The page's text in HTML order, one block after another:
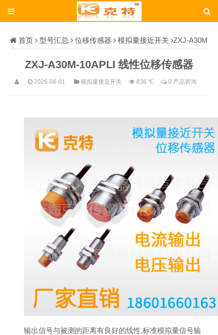
首页 型号汇总 位移传感器 模拟量接近开关 ZXJ-A30M
ZXJ-A30M-10APLI 线性位移传感器
2026-06-01 模拟量接近开关 836℃ 0 产品咨询
输出信号与被测的距离有良好的线性,标准模拟量信号输